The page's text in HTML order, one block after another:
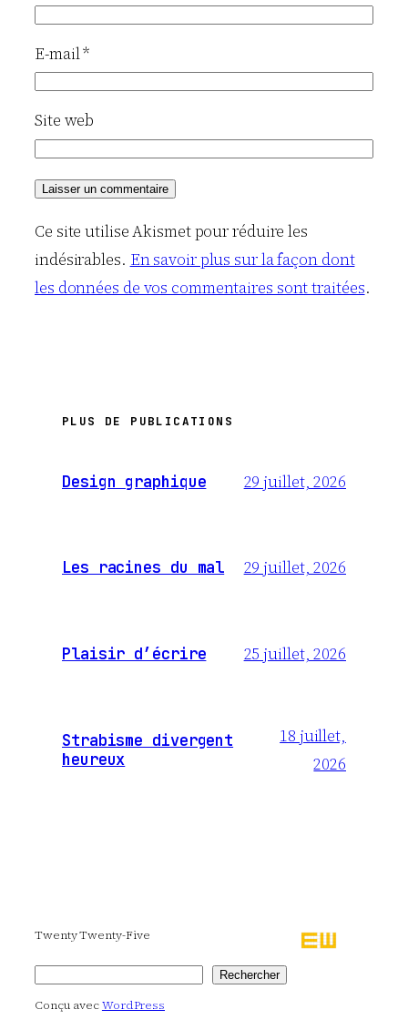
E-mail*
Site web
Ce site utilise Akismet pour réduire les
indésirables. En savoir plus sur la façon dont
les données de vos commentaires sont traitées.
PLUS DE PUBLICATIONS
Design graphique 29 juillet, 2026
Les racines du mal 29 juillet, 2026
Plaisir d’écrire 25 juillet, 2026
Strabisme divergent
heureux
18 juillet,
2026
Twenty Twenty-Five
Rechercher
Conçu avecWordPress